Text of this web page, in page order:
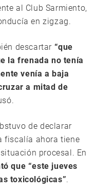
al Club Sarmiento,
en zigzag.
descartar “que
la frenada no tenía
venía a baja
a mitad de
de declarar
fiscalía ahora tiene
procesal. En
que “este jueves
toxicológicas”.